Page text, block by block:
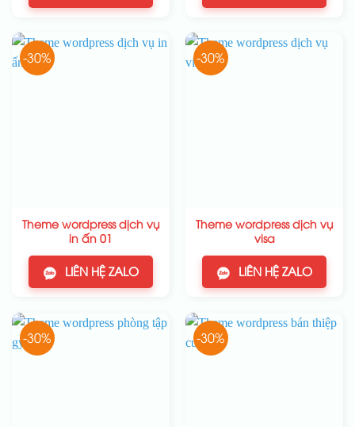
-30%
Theme wordpress dịch vụ
in ấn 01
LIÊN HỆ ZALO
-30%
Theme wordpress dịch vụ
visa
LIÊN HỆ ZALO
-30% -30%